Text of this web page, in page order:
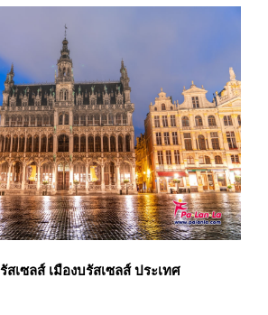
เซลส์ เมืองบรัสเซลส์ ประเทศ